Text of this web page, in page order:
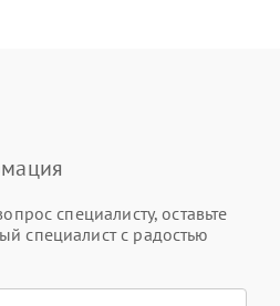
специалисту, оставьте
специалист с радостью